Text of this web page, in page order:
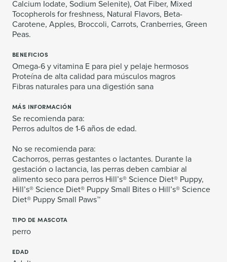
Calcium Iodate, Sodium Selenite), Oat Fiber, Mixed
Tocopherols for freshness, Natural Flavors, Beta-
Carotene, Apples, Broccoli, Carrots, Cranberries, Green
Peas.
BENEFICIOS
Omega-6 y vitamina E para piel y pelaje hermosos
Proteína de alta calidad para músculos magros
Fibras naturales para una digestión sana
MÁS INFORMACIÓN
Se recomienda para:
Perros adultos de 1-6 años de edad.
No se recomienda para:
Cachorros, perras gestantes o lactantes. Durante la
gestación o lactancia, las perras deben cambiar al
alimento seco para perros Hill’s® Science Diet® Puppy,
Hill’s® Science Diet® Puppy Small Bites o Hill’s® Science
Diet® Puppy Small Paws™
TIPO DE MASCOTA
perro
EDAD